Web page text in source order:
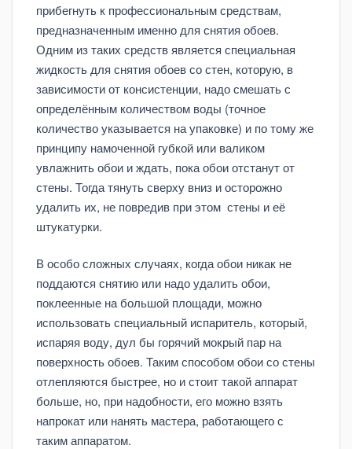
прибегнуть к профессиональным средствам,
предназначенным именно для снятия обоев.
Одним из таких средств является специальная
жидкость для снятия обоев со стен, которую, в
зависимости от консистенции, надо смешать с
определённым количеством воды (точное
количество указывается на упаковке) и по тому же
принципу намоченной губкой или валиком
увлажнить обои и ждать, пока обои отстанут от
стены. Тогда тянуть сверху вниз и осторожно
удалить их, не повредив при этом стены и её
штукатурки.
В особо сложных случаях, когда обои никак не
поддаются снятию или надо удалить обои,
поклеенные на большой площади, можно
использовать специальный испаритель, который,
испаряя воду, дул бы горячий мокрый пар на
поверхность обоев. Таким способом обои со стены
отлепляются быстрее, но и стоит такой аппарат
больше, но, при надобности, его можно взять
напрокат или нанять мастера, работающего с
таким аппаратом.